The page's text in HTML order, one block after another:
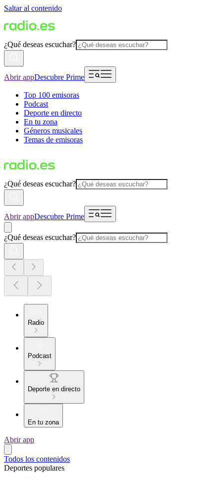
Saltar al contenido
¿Qué deseas escuchar?
Abrir appDescubre Prime
Top 100 emisoras
Podcast
Deporte en directo
En tu zona
Géneros musicales
Temas de emisoras
¿Qué deseas escuchar?
Abrir appDescubre Prime
¿Qué deseas escuchar?
Radio
Podcast
Deporte en directo
En tu zona
Abrir app
Todos los contenidos
Deportes populares